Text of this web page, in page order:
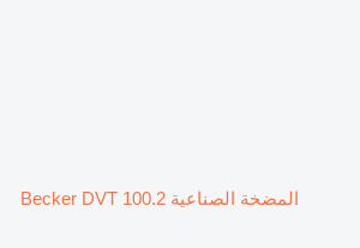
المضخة الصناعية Becker DVT 100.2